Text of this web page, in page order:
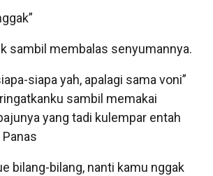
sambil membalas senyumannya.
siapa yah, apalagi sama voni”
sambil memakai
yang tadi kulempar entah
bilang-bilang, nanti kamu nggak